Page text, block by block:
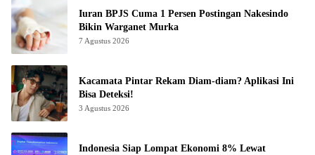
Iuran BPJS Cuma 1 Persen Postingan Nakesindo
Bikin Warganet Murka
7 Agustus 2026
Kacamata Pintar Rekam Diam-diam? Aplikasi Ini
Bisa Deteksi!
3 Agustus 2026
Indonesia Siap Lompat Ekonomi 8% Lewat